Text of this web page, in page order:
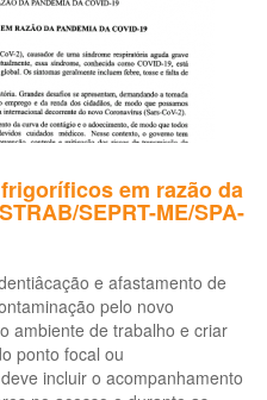
em razão da
SEPRT-ME/SPA-
e afastamento de
pelo novo
ambiente de trabalho e criar
ponto focal ou
incluir o acompanhamento